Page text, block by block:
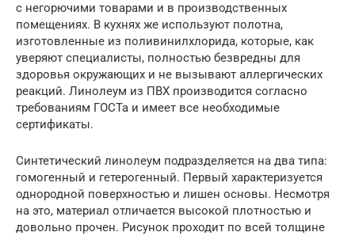
с негорючими товарами и в производственных
помещениях. В кухнях же используют полотна,
изготовленные из поливинилхлорида, которые, как
уверяют специалисты, полностью безвредны для
здоровья окружающих и не вызывают аллергических
реакций. Линолеум из ПВХ производится согласно
требованиям ГОСТа и имеет все необходимые
сертификаты.
Синтетический линолеум подразделяется на два типа:
гомогенный и гетерогенный. Первый характеризуется
однородной поверхностью и лишен основы. Несмотря
на это, материал отличается высокой плотностью и
довольно прочен. Рисунок проходит по всей толщине